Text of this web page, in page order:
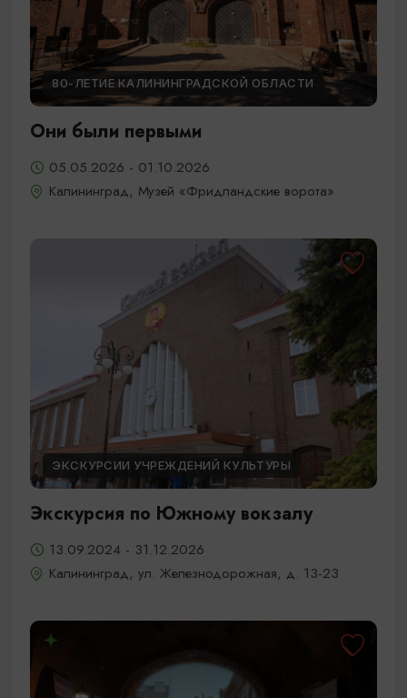
80-ЛЕТИЕ КАЛИНИНГРАДСКОЙ ОБЛАСТИ
Они были первыми
05.05.2026 - 01.10.2026
Калининград, Музей «Фридландские ворота»
ЭКСКУРСИИ УЧРЕЖДЕНИЙ КУЛЬТУРЫ
Экскурсия по Южному вокзалу
13.09.2024 - 31.12.2026
Калининград, ул. Железнодорожная, д. 13-23